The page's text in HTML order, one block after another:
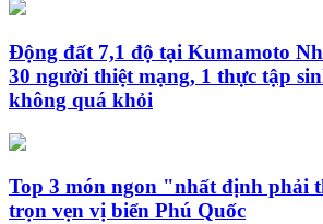
Động đất 7,1 độ tại Kumamoto
30 người thiệt mạng, 1 thực tập
không quá khỏi
Top 3 món ngon "nhất định phải
trọn vẹn vị biển Phú Quốc